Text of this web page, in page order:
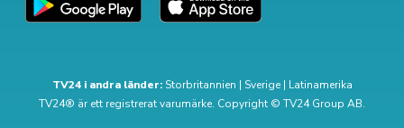
TV24 i andra länder: Storbritannien | Sverige| Latinamerika
TV24® är ett registrerat varumärke. Copyright © TV24 Group AB.